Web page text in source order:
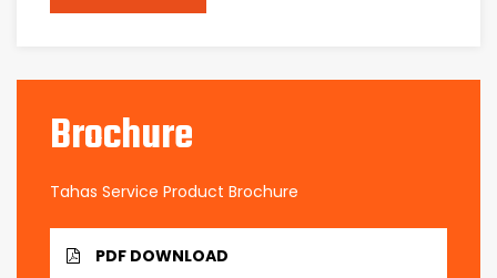
Brochure
Tahas Service Product Brochure
PDF DOWNLOAD